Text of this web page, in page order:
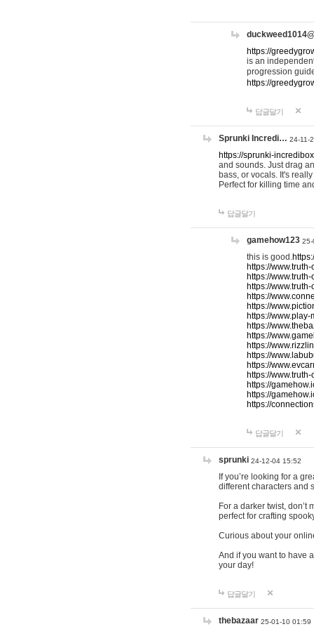
https://
is an
progression
https://
답글달기
Sprunki Incredi… 24-11-
https://sprunki-
and sounds. Just drag
bass, or vocals. It's
Perfect for killing time
답글달기
gamehow123 25-
this is good.
https://
https://
https://
https://
https://
https://
https://
https://
https://
https://
https://
https://
https://
https://
https://
답글달기
sprunki 24-12-04 15:52
If you’re looking for a
different characters and
For a darker twist, don’t
perfect for crafting
Curious about your
And if you want to have
your day!
답글달기
thebazaar 25-01-10 01:59